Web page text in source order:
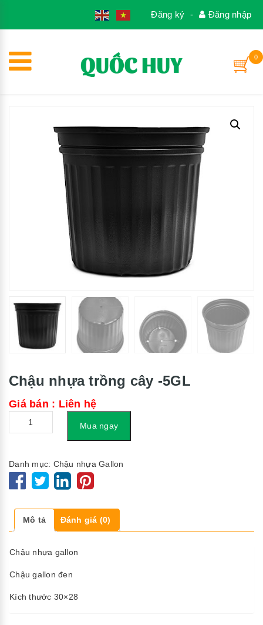
Đăng nhập
-
Đăng ký
0
Chậu nhựa trồng cây -5GL
Giá bán : Liên hệ
Mua ngay
Danh mục: Chậu nhựa Gallon
Mô tả Đánh giá (0)
Chậu nhựa gallon
Chậu gallon đen
Kích thước 30×28